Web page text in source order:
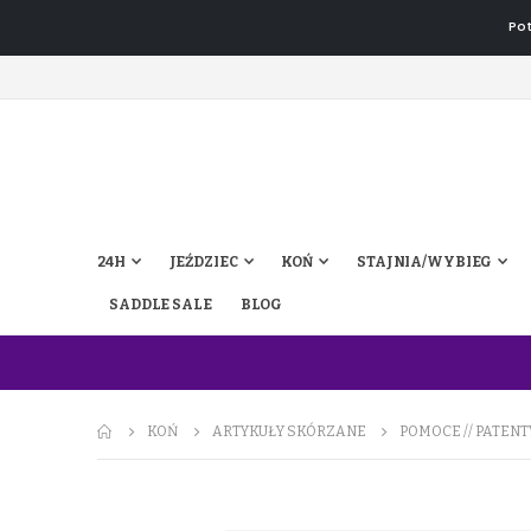
24H JEŹDZIEC KOŃ STAJNIA/WYBIEG
SADDLE SALE BLOG
KOŃ ARTYKUŁY SKÓRZANE POMOCE //